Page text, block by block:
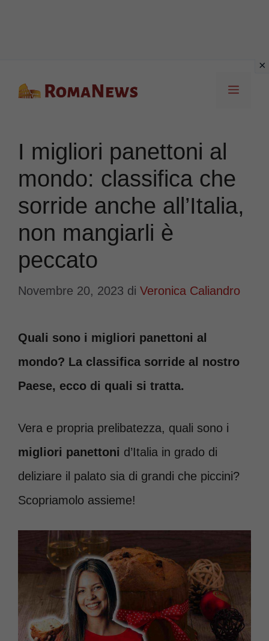
Menu
I migliori panettoni al
mondo: classifica che
sorride anche all’Italia,
non mangiarli è
peccato
Novembre 20, 2023 di Veronica Caliandro
Quali sono i migliori panettoni al
mondo? La classifica sorride al nostro
Paese, ecco di quali si tratta.
Vera e propria prelibatezza, quali sono i
migliori panettoni d’Italia in grado di
deliziare il palato sia di grandi che piccini?
Scopriamolo assieme!